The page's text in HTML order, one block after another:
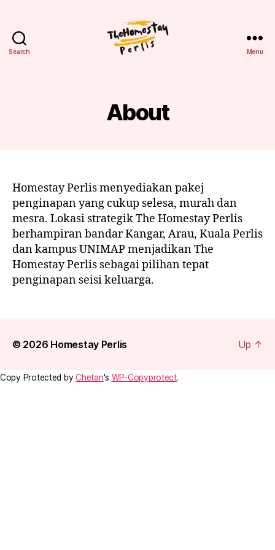
Search Menu
About
Homestay Perlis menyediakan pakej
penginapan yang cukup selesa, murah dan
mesra. Lokasi strategik The Homestay Perlis
berhampiran bandar Kangar, Arau, Kuala Perlis
dan kampus UNIMAP menjadikan The
Homestay Perlis sebagai pilihan tepat
penginapan seisi keluarga.
© 2026 Homestay Perlis Up ↑
Copy Protected byChetan's WP-Copyprotect.